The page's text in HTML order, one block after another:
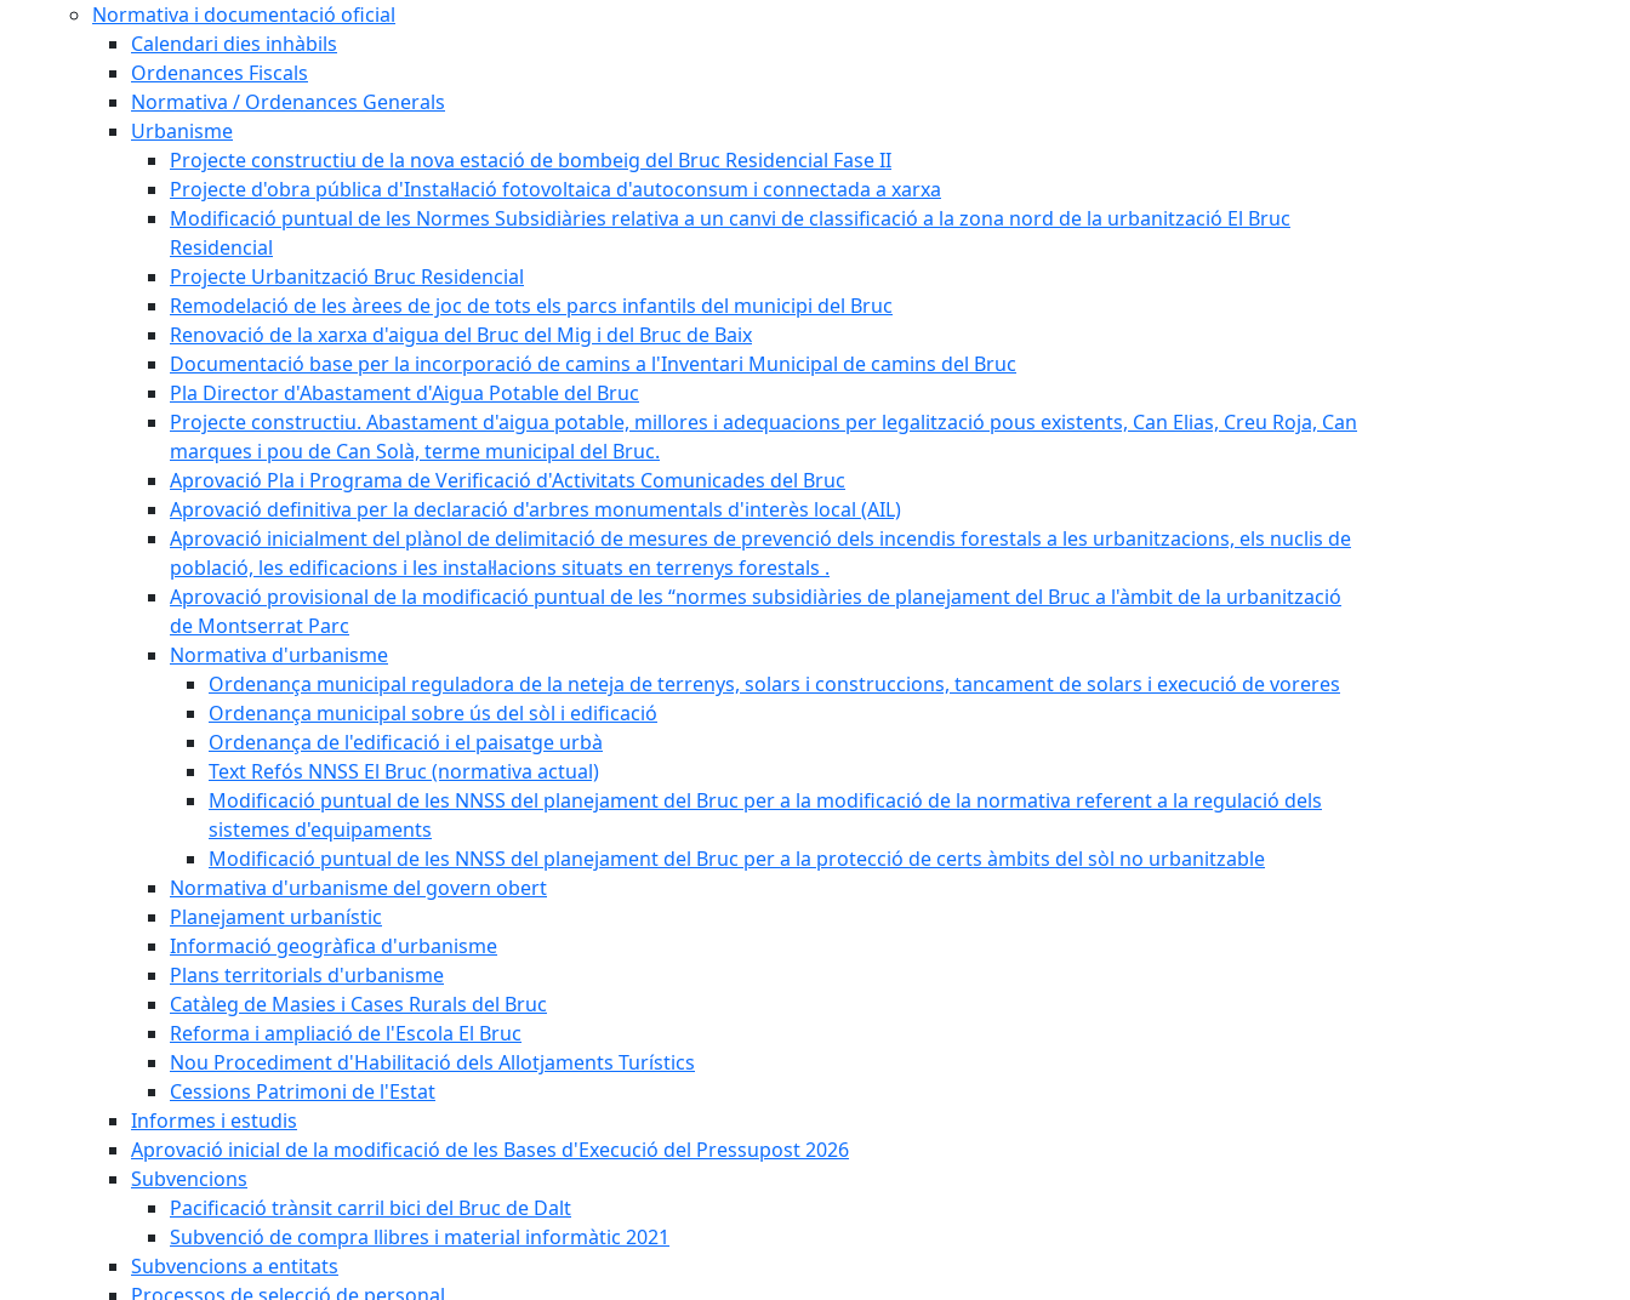
Normativa i documentació oficial
Calendari dies inhàbils
Ordenances Fiscals
Normativa / Ordenances Generals
Urbanisme
Projecte constructiu de la nova estació de bombeig del Bruc Residencial Fase II
Projecte d'obra pública d'Instal·lació fotovoltaica d'autoconsum i connectada a xarxa
Modificació puntual de les Normes Subsidiàries relativa a un canvi de classificació a la zona nord de la urbanització El Bruc
Residencial
Projecte Urbanització Bruc Residencial
Remodelació de les àrees de joc de tots els parcs infantils del municipi del Bruc
Renovació de la xarxa d'aigua del Bruc del Mig i del Bruc de Baix
Documentació base per la incorporació de camins a l'Inventari Municipal de camins del Bruc
Pla Director d'Abastament d'Aigua Potable del Bruc
Projecte constructiu. Abastament d'aigua potable, millores i adequacions per legalització pous existents, Can Elias, Creu Roja, Can
marques i pou de Can Solà, terme municipal del Bruc.
Aprovació Pla i Programa de Verificació d'Activitats Comunicades del Bruc
Aprovació definitiva per la declaració d'arbres monumentals d'interès local (AIL)
Aprovació inicialment del plànol de delimitació de mesures de prevenció dels incendis forestals a les urbanitzacions, els nuclis de
població, les edificacions i les instal·lacions situats en terrenys forestals .
Aprovació provisional de la modificació puntual de les “normes subsidiàries de planejament del Bruc a l'àmbit de la urbanització
de Montserrat Parc
Normativa d'urbanisme
Ordenança municipal reguladora de la neteja de terrenys, solars i construccions, tancament de solars i execució de voreres
Ordenança municipal sobre ús del sòl i edificació
Ordenança de l'edificació i el paisatge urbà
Text Refós NNSS El Bruc (normativa actual)
Modificació puntual de les NNSS del planejament del Bruc per a la modificació de la normativa referent a la regulació dels
sistemes d'equipaments
Modificació puntual de les NNSS del planejament del Bruc per a la protecció de certs àmbits del sòl no urbanitzable
Normativa d'urbanisme del govern obert
Planejament urbanístic
Informació geogràfica d'urbanisme
Plans territorials d'urbanisme
Catàleg de Masies i Cases Rurals del Bruc
Reforma i ampliació de l'Escola El Bruc
Nou Procediment d'Habilitació dels Allotjaments Turístics
Cessions Patrimoni de l'Estat
Informes i estudis
Aprovació inicial de la modificació de les Bases d'Execució del Pressupost 2026
Subvencions
Pacificació trànsit carril bici del Bruc de Dalt
Subvenció de compra llibres i material informàtic 2021
Subvencions a entitats